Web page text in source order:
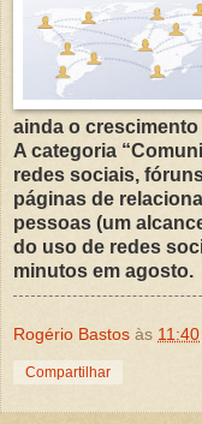
ainda o
A categoria
redes sociais,
páginas de
pessoas (um
do uso de redes
minutos em agosto.
Rogério Bastos às 11:40
Compartilhar